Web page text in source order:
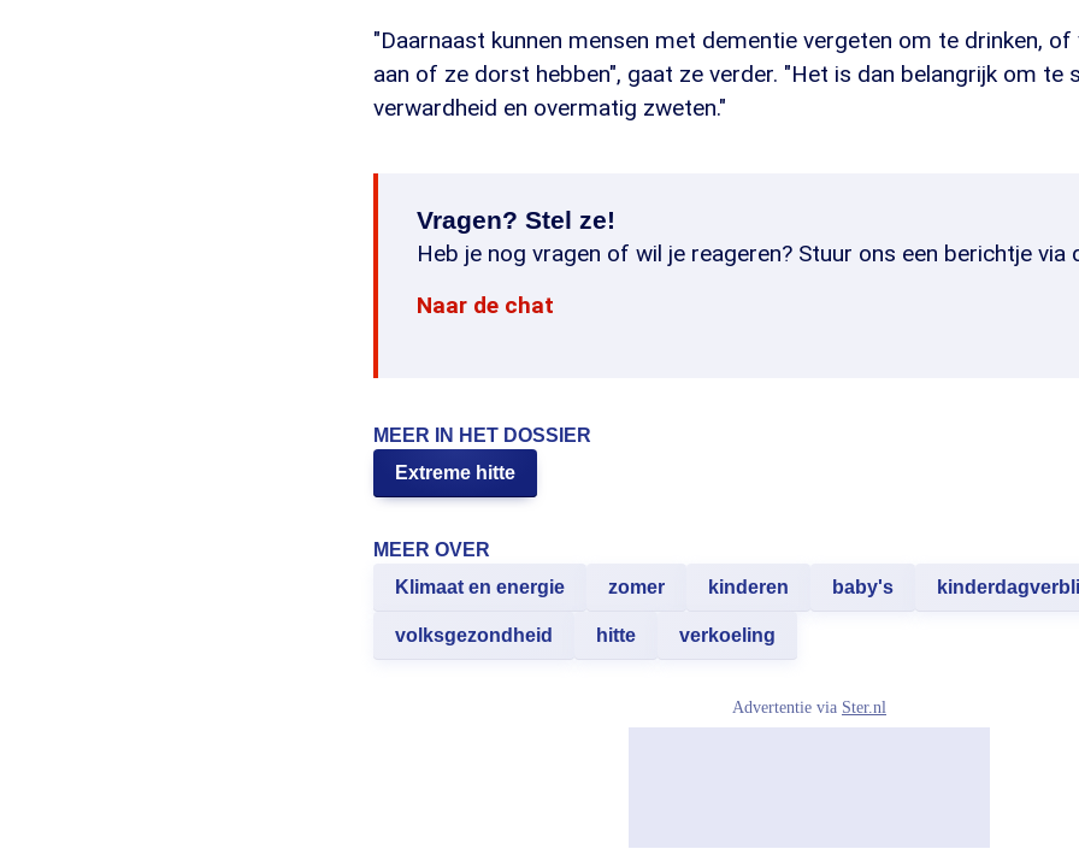
"Daarnaast kunnen mensen met dementie vergeten om te drinken, of
aan of ze dorst hebben", gaat ze verder. "Het is dan belangrijk om te
verwardheid en overmatig zweten."
Vragen? Stel ze!
Heb je nog vragen of wil je reageren? Stuur ons een berichtje via
Naar de chat
MEER IN HET DOSSIER
Extreme hitte
MEER OVER
Klimaat en energie
zomer kinderen baby's
volksgezondheid hitte verkoeling
Advertentie via Ster.nl